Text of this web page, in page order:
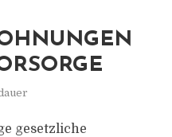
gesetzliche